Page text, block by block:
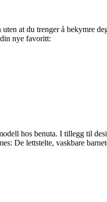
at du trenger å bekymre
nye favoritt:
hos benuta. I tillegg til
De lettstelte, vaskbare